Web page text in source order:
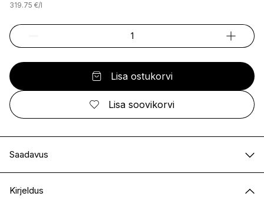
319.75 €/l
Lisa ostukorvi
Lisa soovikorvi
Saadavus
I.L.U. Kristiine
Kirjeldus